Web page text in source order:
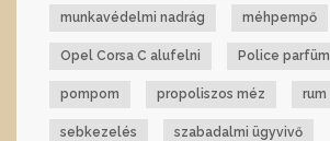
munkavédelmi nadrág méhpempő
Opel Corsa C alufelni Police parfüm
pompom propoliszos méz rum
sebkezelés szabadalmi ügyvivő